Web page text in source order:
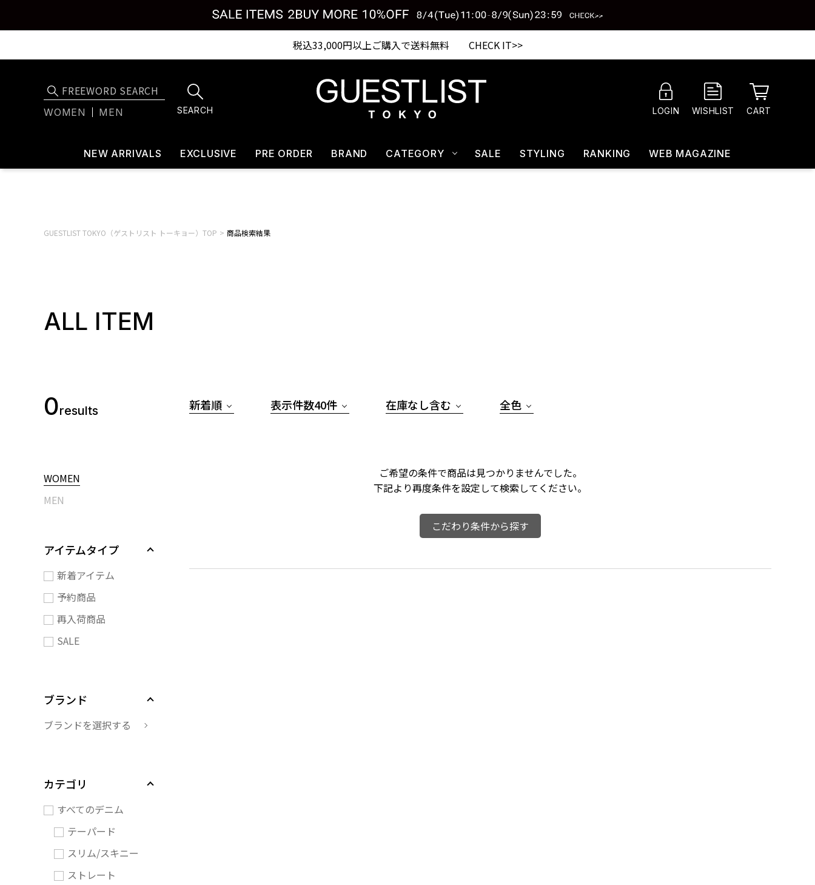
税込33,000円以上ご購入で送料無料 CHECK IT>>
WOMEN MEN SEARCH LOGIN WISHLIST CART
NEW ARRIVALS EXCLUSIVE PRE ORDER BRAND CATEGORY SALE STYLING RANKING WEB MAGAZINE
GUESTLIST TOKYO（ゲストリスト トーキョー）TOP 商品検索結果
ALL ITEM
0results
WOMEN
MEN
アイテムタイプ
新着アイテム
予約商品
再入荷商品
SALE
ブランド
ブランドを選択する
カテゴリ
すべてのデニム
テーパード
スリム/スキニー
ストレート
新着順 表示件数40件 在庫なし含む 全色
ご希望の条件で商品は見つかりませんでした。
下記より再度条件を設定して検索してください。
こだわり条件から探す